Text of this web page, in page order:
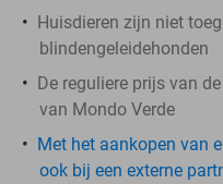
Huisdieren zijn niet
blindengeleidehonden
De reguliere prijs van
van Mondo Verde
Met het aankopen van
ook bij een externe